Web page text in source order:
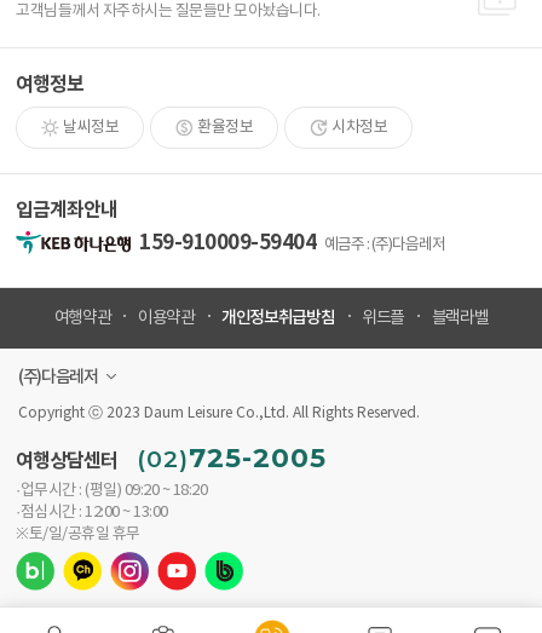
고객님들께서 자주하시는 질문들만 모아놨습니다.
여행정보
날씨정보 환율정보 시차정보
입금계좌안내
159-910009-59404 예금주 : (주)다음레저
여행약관 이용약관 개인정보취급방침 위드플 블랙라벨
(주)다음레저
Copyright ⓒ 2023 Daum Leisure Co.,Ltd. All Rights Reserved.
여행상담센터 (02)725-2005
·업무시간 : (평일) 09:20 ~ 18:20
·점심시간 : 12:00 ~ 13:00
※토/일/공휴일 휴무